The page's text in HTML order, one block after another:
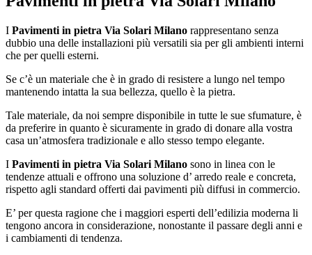
I Pavimenti in pietra Via Solari Milano rappresentano senza
dubbio una delle installazioni più versatili sia per gli ambienti interni
che per quelli esterni.
Se c’è un materiale che è in grado di resistere a lungo nel tempo
mantenendo intatta la sua bellezza, quello è la pietra.
Tale materiale, da noi sempre disponibile in tutte le sue sfumature, è
da preferire in quanto è sicuramente in grado di donare alla vostra
casa un’atmosfera tradizionale e allo stesso tempo elegante.
I Pavimenti in pietra Via Solari Milano sono in linea con le
tendenze attuali e offrono una soluzione d’ arredo reale e concreta,
rispetto agli standard offerti dai pavimenti più diffusi in commercio.
E’ per questa ragione che i maggiori esperti dell’edilizia moderna li
tengono ancora in considerazione, nonostante il passare degli anni e
i cambiamenti di tendenza.